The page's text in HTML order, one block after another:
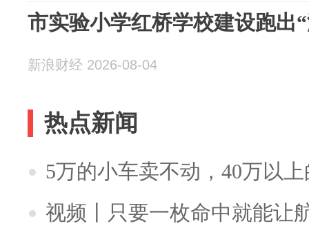
市实验小学红桥学校建设跑出
新浪财经 2026-08-04
热点新闻
5万的小车卖不动，40万以
视频丨只要一枚命中就能让